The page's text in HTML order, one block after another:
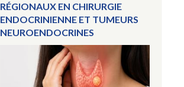
RÉGIONAUX EN CHIRURGIE
ENDOCRINIENNE ET TUMEURS
NEUROENDOCRINES